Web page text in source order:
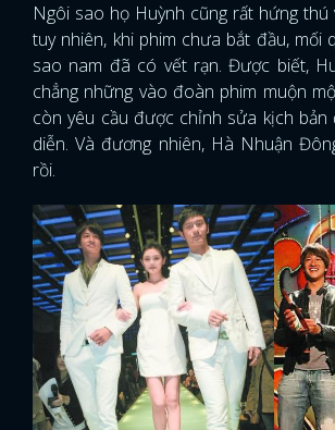
Ngôi sao họ Huỳnh cũng rất hứng thú
tuy nhiên, khi phim chưa bắt đầu, mối
sao nam đã có vết rạn. Được biết,
chẳng những vào đoàn phim muộn
còn yêu cầu được chỉnh sửa kịch
diễn. Và đương nhiên, Hà Nhuận
rồi.